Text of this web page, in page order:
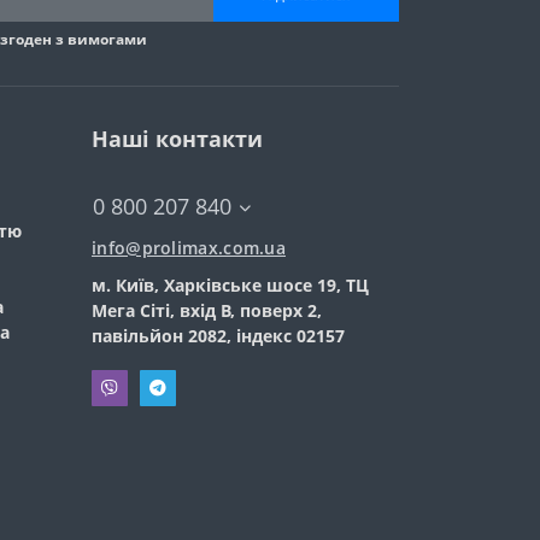
з вимогами
Наші контакти
0 800 207 840
info@prolimax.com.ua
м. Київ, Харківське шосе 19, ТЦ
Мега Сіті, вхід В, поверх 2,
павільйон 2082, індекс 02157